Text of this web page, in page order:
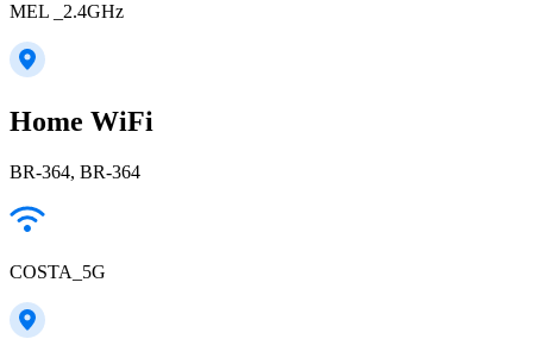
MEL _2.4GHz
Home WiFi
BR-364, BR-364
COSTA_5G